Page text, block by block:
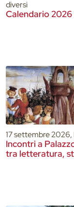
diversi
Calendario 2026
17 settembre 2026,
Incontri a Palazzo Schifanoia – ciclo di conferenze
tra letteratura,